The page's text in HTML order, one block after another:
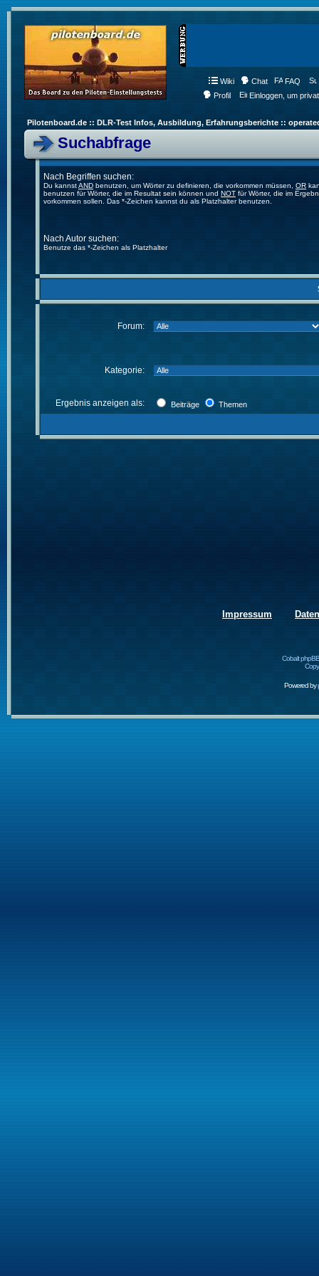
Wiki Chat FAQ
Profil
Einloggen, um
Pilotenboard.de :: DLR-Test Infos, Ausbildung, Erfahrungsberichte ::
Suchabfrage
Nach Begriffen suchen:
Du kannstAND benutzen, um Wörter zu definieren, die vorkommen müssen, OR
benutzen für Wörter, die im Resultat sein können und NOT für Wörter, die im
vorkommen sollen. Das *-Zeichen kannst du als Platzhalter benutzen.
Nach Autor suchen:
Benutze das *-Zeichen als Platzhalter
Forum:
Kategorie:
Ergebnis anzeigen als: Beiträge Themen
Impressum
Cobalt
Powered by